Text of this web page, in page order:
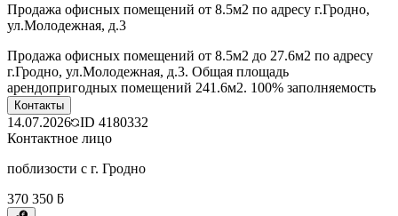
Продажа офисных помещений от 8.5м2 по адресу г.Гродно,
ул.Молодежная, д.3
Продажа офисных помещений от 8.5м2 до 27.6м2 по адресу
г.Гродно, ул.Молодежная, д.3. Общая площадь
арендопригодных помещений 241.6м2. 100% заполняемость
Контакты
14.07.2026 ID 4180332
Контактное лицо
поблизости с г. Гродно
370 350 ƃ